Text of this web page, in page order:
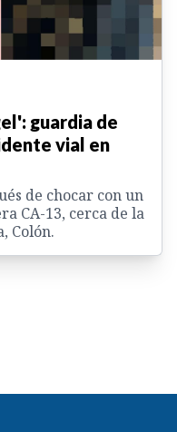
guardia de
vial en
de chocar con un
CA-13, cerca de la
Colón.